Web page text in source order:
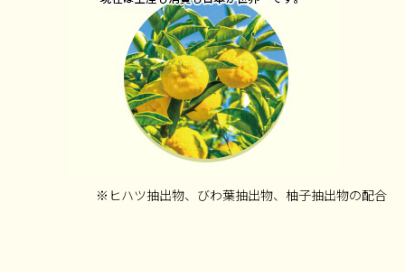
※ヒハツ抽出物、びわ葉抽出物、柚子抽出物の配合